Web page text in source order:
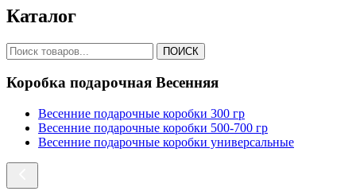
Каталог
ПОИСК
Коробка подарочная Весенняя
Весенние подарочные коробки 300 гр
Весенние подарочные коробки 500-700 гр
Весенние подарочные коробки универсальные